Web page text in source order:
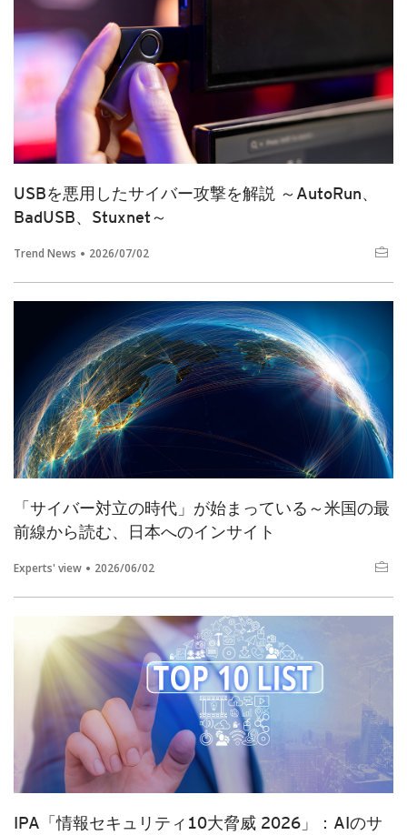
USBを悪用したサイバー攻撃を解説 ～AutoRun、
BadUSB、Stuxnet～
Trend News 2026/07/02
「サイバー対立の時代」が始まっている～米国の最
前線から読む、日本へのインサイト
Experts' view 2026/06/02
IPA「情報セキュリティ10大脅威 2026」：AIのサ